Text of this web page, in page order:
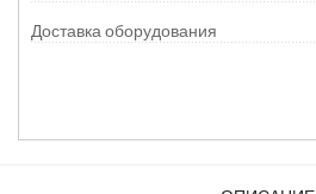
Доставка оборудования